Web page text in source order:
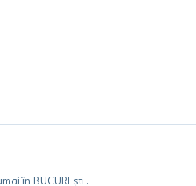
în BUCUREști .